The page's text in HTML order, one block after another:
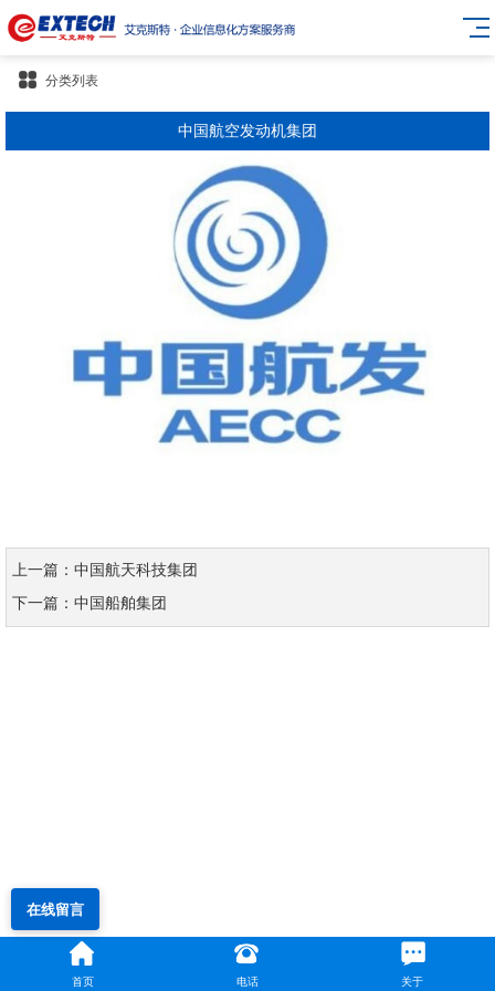
分类列表
中国航空发动机集团
上一篇：中国航天科技集团
下一篇：中国船舶集团
首页 电话 关于
在线留言